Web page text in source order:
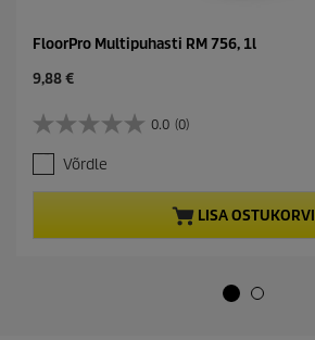
FloorPro Multipuhasti RM 756, 1l
C
r
e
n
t
r
9,88 €
0.0 (0)
0
.
0
/
Võrdle
LISA OSTUKORVI